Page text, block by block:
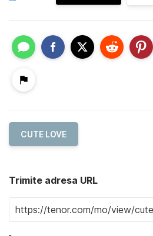
CUTE LOVE
Trimite adresa URL